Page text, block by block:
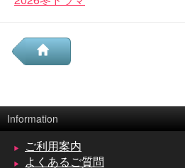
Information
ご利用案内
よくあるご質問